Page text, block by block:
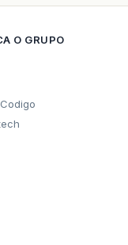
O GRUPO